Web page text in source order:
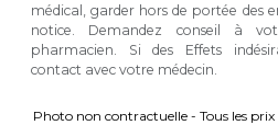
médical, garder hors de portée des
notice. Demandez conseil à
pharmacien. Si des Effets
contact avec votre médecin.
Photo non contractuelle - Tous les